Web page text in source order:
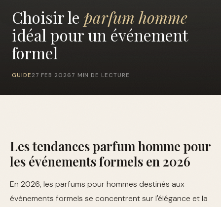
Choisir le parfum homme
idéal pour un événement
formel
GUIDE 27 FEB 2026 7 MIN DE LECTURE
Les tendances parfum homme pour
les événements formels en 2026
En 2026, les parfums pour hommes destinés aux
événements formels se concentrent sur l'élégance et la